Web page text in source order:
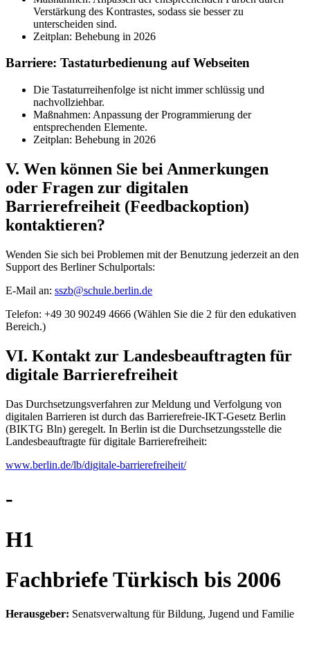
Verstärkung des Kontrastes, sodass sie besser zu
unterscheiden sind.
Zeitplan: Behebung in 2026
Barriere: Tastaturbedienung auf Webseiten
Die Tastaturreihenfolge ist nicht immer schlüssig und
nachvollziehbar.
Maßnahmen: Anpassung der Programmierung der
entsprechenden Elemente.
Zeitplan: Behebung in 2026
V. Wen können Sie bei Anmerkungen
oder Fragen zur digitalen
Barrierefreiheit (Feedbackoption)
kontaktieren?
Wenden Sie sich bei Problemen mit der Benutzung jederzeit an den
Support des Berliner Schulportals:
E-Mail an: sszb@schule.berlin.de
Telefon: +49 30 90249 4666 (Wählen Sie die 2 für den edukativen
Bereich.)
VI. Kontakt zur Landesbeauftragten für
digitale Barrierefreiheit
Das Durchsetzungsverfahren zur Meldung und Verfolgung von
digitalen Barrieren ist durch das Barrierefreie-IKT-Gesetz Berlin
(BIKTG Bln) geregelt. In Berlin ist die Durchsetzungsstelle die
Landesbeauftragte für digitale Barrierefreiheit:
www.berlin.de/lb/digitale-barrierefreiheit/
-
H1
Fachbriefe Türkisch bis 2006
Herausgeber: Senatsverwaltung für Bildung, Jugend und Familie